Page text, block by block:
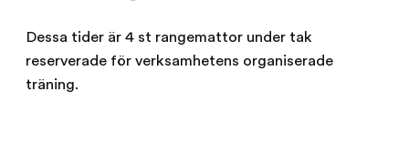
Dessa tider är 4 st rangemattor under tak
reserverade för verksamhetens organiserade
träning.